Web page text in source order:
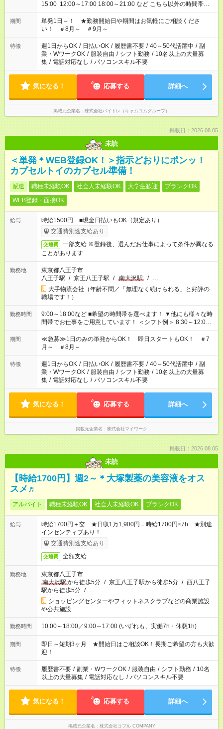
15:00 12:00～17:00 18:00～21:00 など こちら以外の時間帯も
お気軽にご相談ください！
期間
単発1日～！ ★勤務開始日や期間はお気軽にご相談くださ
い！ ＃8月～ ＃9月～
特徴 週1日からOK / 日払いOK / 履歴書不要 / 40～50代活躍中 / 副
業・WワークOK / 服装自由 / シフト勤務 / 10名以上の大量募
集 / 電話対応なし / パソコンスキル不要
気になる！ 応募する 詳細へ
掲載元企業名 株式会社バイトレ（キャムコムグループ）
掲載日：2026.08.05
未読
＜単発＊WEB登録OK！＞指示どおりにポンッ！
カプセルトイのカプセル準備！
派遣 職種未経験OK 社会人未経験OK 大学生歓迎
ブランクOK
WEB登録・面接OK
給与
時給1500円 ■現金日払いもOK（規定あり）
交通費別途支給あり
交通費
一部支給 ※登録後、選んだお仕事によって条件が異なる
ことがあります
勤務地
東京都八王子市
八王子駅 / 京王八王子駅 / 南大沢駅 / …
大手物流会社（年齢不問／「無理なく続けられる」と好評の
職場です！）
勤務時間
9:00～18:00など ■希望の時間帯を選べます！ ▼他にも様々な時
間帯でお仕事をご用意しています！ ＜シフト例＞ 8:30～12:00
17:00～22:00 13:00～22:00 22:00～翌6:00 など
期間
≪急募≫1日のみの単発からOK！ 即日スタートもOK！ ＃7
月～ ＃8月～
特徴 週1日からOK / 日払いOK / 履歴書不要 / 40～50代活躍中 / 副
業・WワークOK / 服装自由 / シフト勤務 / 10名以上の大量募
集 / 電話対応なし / パソコンスキル不要
気になる！ 応募する 詳細へ
掲載元企業名 株式会社マイワーク
掲載日：2026.08.05
未読
【時給1700円】週2～＊大塚製薬の美容液をオス
スメ♬
アルバイト 職種未経験OK 社会人未経験OK ブランクOK
給与
時給1700円＋交 ★日収1万1,900円＝時給1700円×7h ★別途
インセンティブあり！
交通費別途支給あり
交通費 全額支給
勤務地
東京都八王子市
南大沢駅から徒歩5分 / 京王八王子駅から徒歩5分 / 西八王子
駅から徒歩5分 / …
ショッピングセンターやフィットネスクラブなどの商業施設
や公共施設
勤務時間 10:00～18:00／9:00～17:00 (いずれも、実働7h・休憩1h)
期間
即日～短期3ヶ月 ★開始日はご相談OK！長期ご希望の方も大歓
迎！
特徴 履歴書不要 / 副業・WワークOK / 服装自由 / シフト勤務 / 10名
以上の大量募集 / 電話対応なし / パソコンスキル不要
気になる！ 応募する 詳細へ
掲載元企業名 株式会社コブル COMPANY